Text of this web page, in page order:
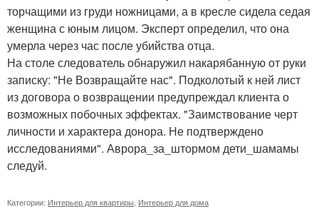
торчащими из груди ножницами, а в кресле сидела седая
женщина с юным лицом. Эксперт определил, что она
умерла через час после убийства отца.
На столе следователь обнаружил накарябанную от руки
записку: "Не Возвращайте нас". Подколотый к ней лист
из договора о возвращении предупреждал клиента о
возможных побочных эффектах. "Заимствование черт
личности и характера донора. Не подтверждено
исследованиями". Аврора_за_штормом дети_шамамы
следуй.
Категории: Интерьер для квартиры Интерьер для дома